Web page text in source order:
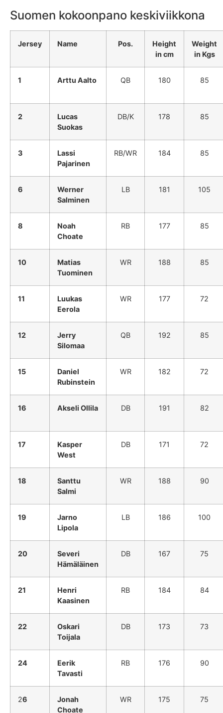
Suomen kokoonpano keskiviikkona
Jersey Name Pos.
Height
in cm
Weight
in Kgs
1 Arttu Aalto QB 180 85
2
Lucas
Suokas
DB/K 178 85
3
Lassi
Pajarinen
RB/WR 184 85
6
Werner
Salminen
LB 181 105
8
Noah
Choate
RB 177 85
10
Matias
Tuominen
WR 188 85
11
Luukas
Eerola
WR 177 72
12
Jerry
Silomaa
QB 192 85
15
Daniel
Rubinstein
WR 182 72
16 Akseli Ollila DB 191 82
17
Kasper
West
DB 171 72
18
Santtu
Salmi
WR 188 90
19
Jarno
Lipola
LB 186 100
20
Severi
Hämäläinen
DB 167 75
21
Henri
Kaasinen
RB 184 84
22
Oskari
Toijala
DB 173 73
24
Eerik
Tavasti
RB 176 90
26
Jonah
Choate
WR 175 75